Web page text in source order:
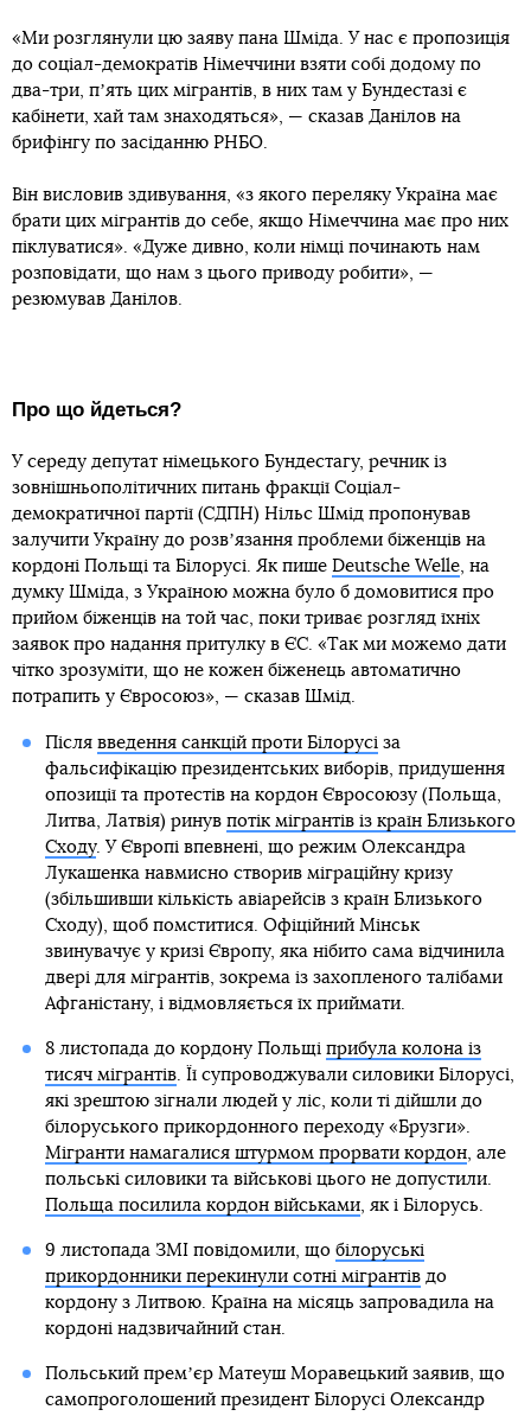
«Ми розглянули цю заяву пана Шміда. У нас є пропозиція
до соціал-демократів Німеччини взяти собі додому по
два-три, пʼять цих мігрантів, в них там у Бундестазі є
кабінети, хай там знаходяться», — сказав Данілов на
брифінгу по засіданню РНБО.
Він висловив здивування, «з якого переляку Україна має
брати цих мігрантів до себе, якщо Німеччина має про них
піклуватися». «Дуже дивно, коли німці починають нам
розповідати, що нам з цього приводу робити», —
резюмував Данілов.
Про що йдеться?
У середу депутат німецького Бундестагу, речник із
зовнішньополітичних питань фракції Соціал-
демократичної партії (СДПН) Нільc Шмід пропонував
залучити Україну до розвʼязання проблеми біженців на
кордоні Польщі та Білорусі. Як пише Deutsche Welle, на
думку Шміда, з Україною можна було б домовитися про
прийом біженців на той час, поки триває розгляд їхніх
заявок про надання притулку в ЄС. «Так ми можемо дати
чітко зрозуміти, що не кожен біженець автоматично
потрапить у Євросоюз», — сказав Шмід.
Після введення санкцій проти Білорусіза
фальсифікацію президентських виборів, придушення
опозиції та протестів на кордон Євросоюзу (Польща,
Литва, Латвія) ринув потік мігрантів із країн Близького
Сходу. У Європі впевнені, що режим Олександра
Лукашенка навмисно створив міграційну кризу
(збільшивши кількість авіарейсів з країн Близького
Сходу), щоб помститися. Офіційний Мінськ
звинувачує у кризі Європу, яка нібито сама відчинила
двері для мігрантів, зокрема із захопленого талібами
Афганістану, і відмовляється їх приймати.
8 листопада до кордону Польщі прибула колона із
тисяч мігрантів. Її супроводжували силовики Білорусі,
які зрештою зігнали людей у ліс, коли ті дійшли до
білоруського прикордонного переходу «Брузги».
Мігранти намагалися штурмом прорвати кордон, але
польські силовики та військові цього не допустили.
Польща посилила кордон військами, як і Білорусь.
9 листопада ЗМІ повідомили, що білоруські
прикордонники перекинули сотні мігрантівдо
кордону з Литвою. Країна на місяць запровадила на
кордоні надзвичайний стан.
Польський премʼєр Матеуш Моравецький заявив, що
самопроголошений президент Білорусі Олександр